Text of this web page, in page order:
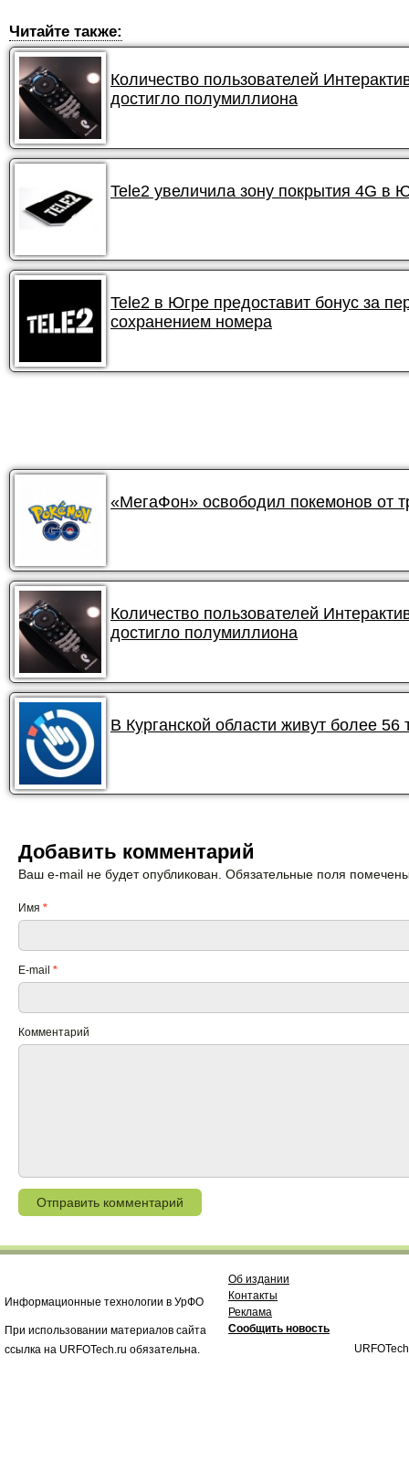
Читайте также:
Количество пользователей
достигло полумиллиона
Tele2 увеличила зону покрытия 4G в
Tele2 в Югре предоставит бонус за
сохранением номера
«МегаФон» освободил покемонов от
Количество пользователей
достигло полумиллиона
В Курганской области живут более
Добавить комментарий
Ваш e-mail не будет опубликован. Обязательные поля
Имя *
E-mail *
Комментарий
Информационные технологии в УрФО
При использовании материалов сайта
ссылка на URFOTech.ru обязательна.
Об издании
Контакты
Реклама
Сообщить новость